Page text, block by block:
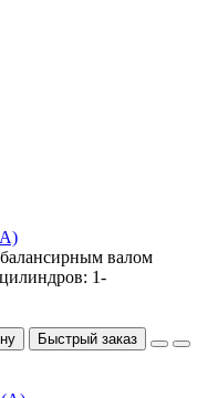
валом
1-
Быстрый заказ